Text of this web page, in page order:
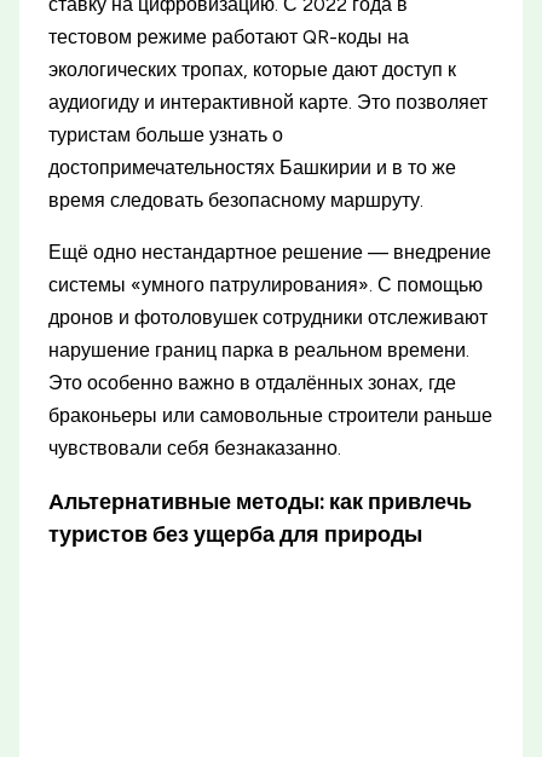
тестовом режиме работают QR-коды на
экологических тропах, которые дают доступ к
аудиогиду и интерактивной карте. Это позволяет
туристам больше узнать о
достопримечательностях Башкирии и в то же
время следовать безопасному маршруту.
Ещё одно нестандартное решение — внедрение
системы «умного патрулирования». С помощью
дронов и фотоловушек сотрудники отслеживают
нарушение границ парка в реальном времени.
Это особенно важно в отдалённых зонах, где
браконьеры или самовольные строители раньше
чувствовали себя безнаказанно.
Альтернативные методы: как привлечь
туристов без ущерба для природы